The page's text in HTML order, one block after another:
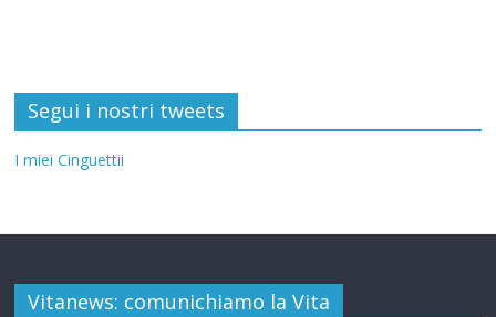
Segui i nostri tweets
I miei Cinguettii
Vitanews: comunichiamo la Vita